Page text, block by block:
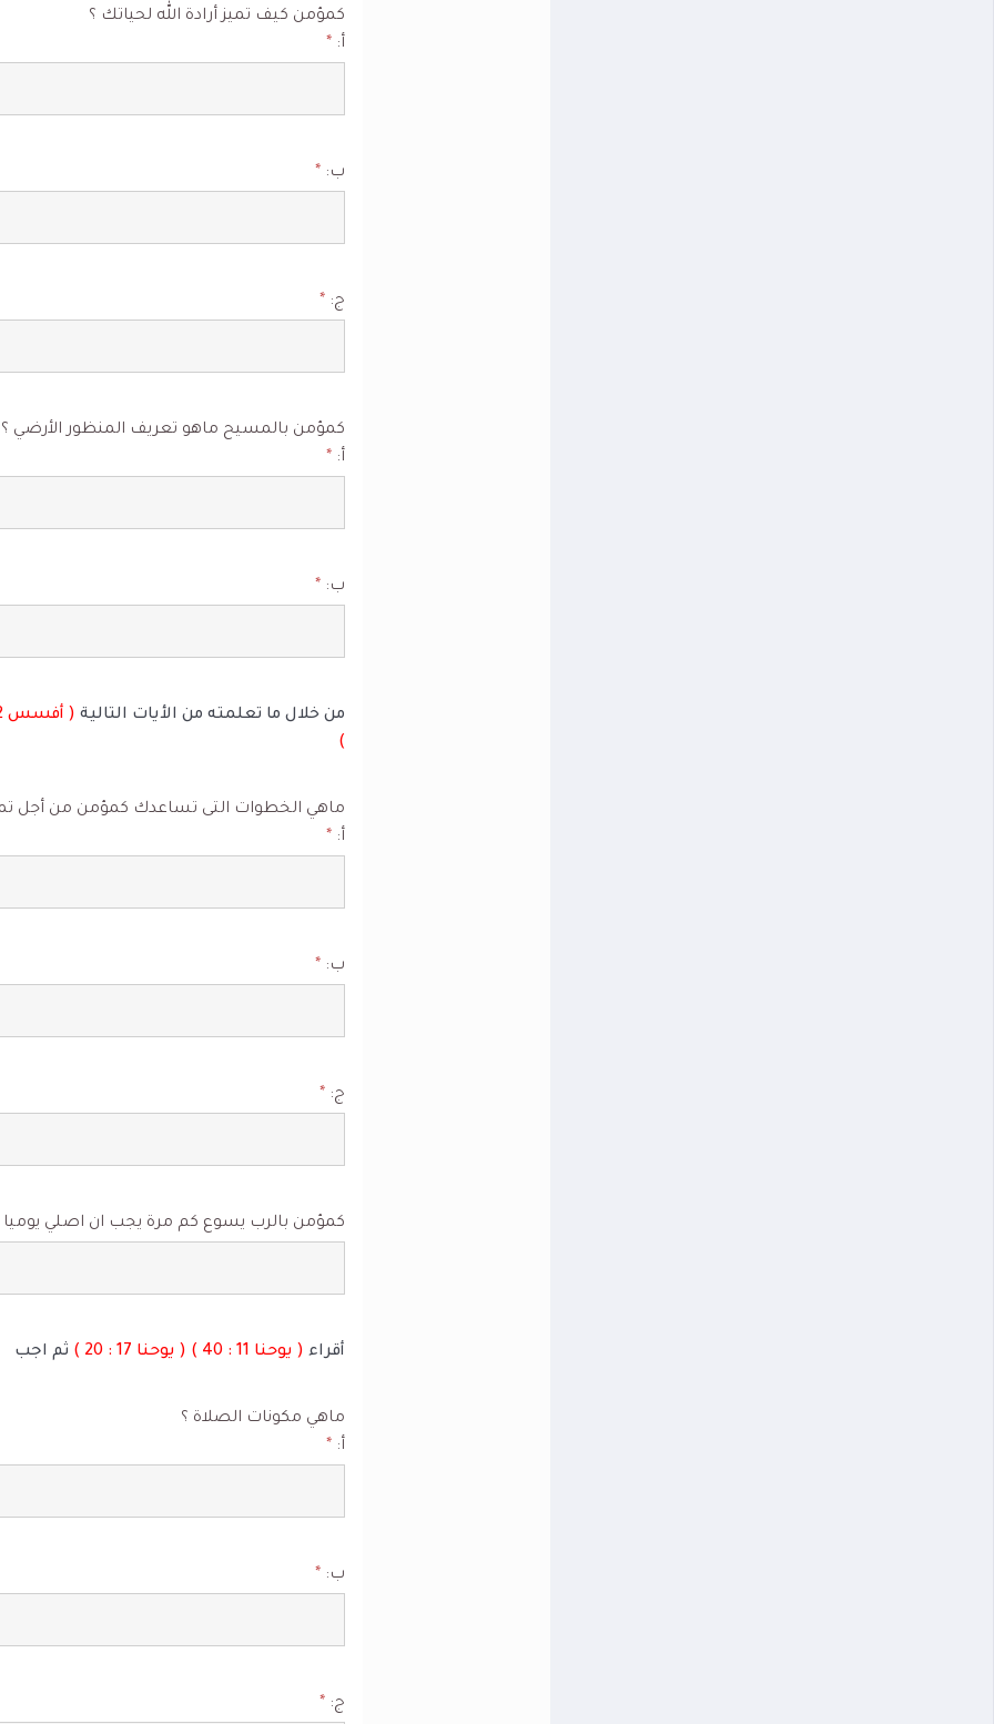
كمؤمن كيف تميز أرادة الله لحياتك ؟
أ: *
ب: *
ج: *
كمؤمن بالمسيح ماهو تعريف المنظور الأرضي ؟
أ: *
ب: *
من خلال ما تعلمته من الأيات التالية
)
ماهي الخطوات التى تساعدك كمؤمن من أجل تميز
أ: *
ب: *
ج: *
كمؤمن بالرب يسوع كم مرة يجب ان اصلي يوميا
أقراء ( يوحنا 11 : 40 ) ( يوحنا 17 : 20 ) ثم اجب
ماهي مكونات الصلاة ؟
أ: *
ب: *
ج: *